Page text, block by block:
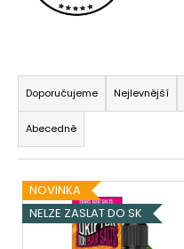
Ř
a
z
e
n
í
p
Doporučujeme Nejlevnější
Abecedně
V
ý
p
NOVINKA
NELZE ZASLAT DO SK
j
e
t
e
n
a